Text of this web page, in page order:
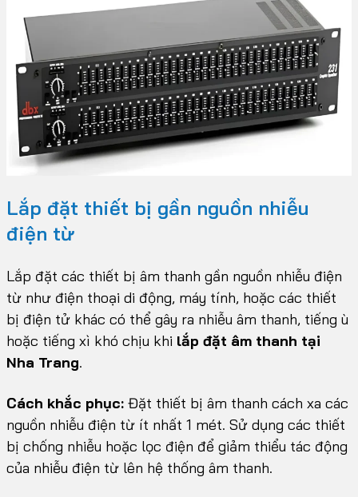
Lắp đặt thiết bị gần nguồn nhiễu
điện từ
Lắp đặt các thiết bị âm thanh gần nguồn nhiễu điện
từ như điện thoại di động, máy tính, hoặc các thiết
bị điện tử khác có thể gây ra nhiễu âm thanh, tiếng ù
hoặc tiếng xì khó chịu khi lắp đặt âm thanh tại
Nha Trang.
Cách khắc phục: Đặt thiết bị âm thanh cách xa các
nguồn nhiễu điện từ ít nhất 1 mét. Sử dụng các thiết
bị chống nhiễu hoặc lọc điện để giảm thiểu tác động
của nhiễu điện từ lên hệ thống âm thanh.